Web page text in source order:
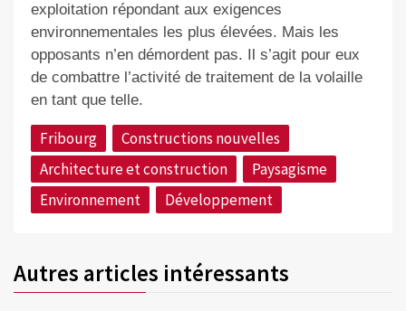
exploitation répondant aux exigences
environnementales les plus élevées. Mais les
opposants n’en démordent pas. Il s’agit pour eux
de combattre l’activité de traitement de la volaille
en tant que telle.
Fribourg
Constructions nouvelles
Architecture et construction
Paysagisme
Environnement
Développement
Autres articles intéressants